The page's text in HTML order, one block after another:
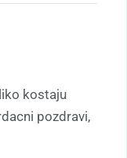
kostaju
pozdravi,